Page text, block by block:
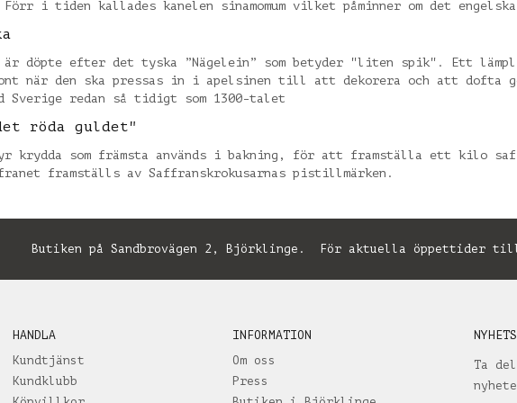
i tiden kallades kanelen sinamomum vilket påminner om det
är döpte efter det tyska ”Nägelein” som betyder "liten spik". Ett
när den ska pressas in i apelsinen till att dekorera och att dofta
redan så tidigt som 1300-talet
röda guldet"
krydda som främsta används i bakning, för att framställa ett kilo
framställs av Saffranskrokusarnas pistillmärken.
Butiken på Sandbrovägen 2, Björklinge. För aktuella öppettider till
HANDLA
Kundtjänst
Kundklubb
INFORMATION
Om oss
Press
Ta